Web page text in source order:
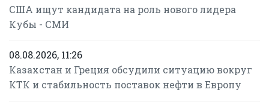
США ищут кандидата на роль нового лидера
Кубы - СМИ
08.08.2026, 11:26
Казахстан и Греция обсудили ситуацию вокруг
КТК и стабильность поставок нефти в Европу